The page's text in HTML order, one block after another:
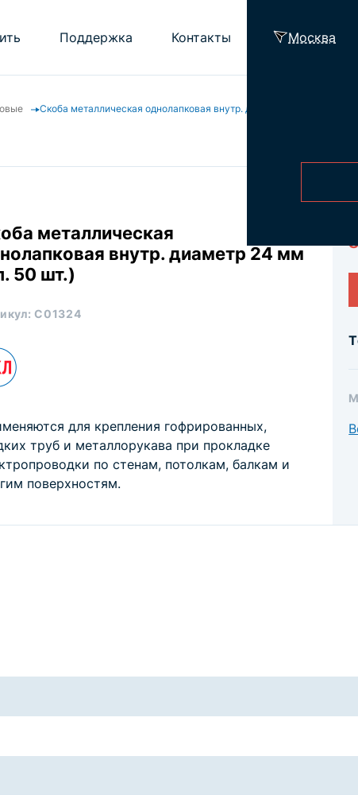
Поддержка
Помощь проектировщику
Рекламные материалы
Контакты Москва
Скоба металлическая однолапковая внутр. диаметр 24 мм (уп. 50
металлическая
внутр. диаметр 24 мм
50 шт.)
С01324
для крепления гофрированных,
труб и металлорукава при прокладке
по стенам, потолкам, балкам и
поверхностям.